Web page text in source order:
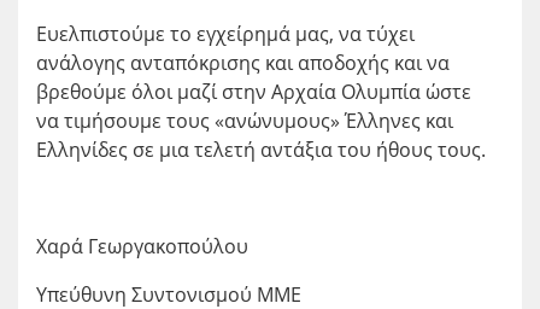
Ευελπιστούμε το εγχείρημά μας, να τύχει
ανάλογης ανταπόκρισης και αποδοχής και να
βρεθούμε όλοι μαζί στην Αρχαία Ολυμπία ώστε
να τιμήσουμε τους «ανώνυμους» Έλληνες και
Ελληνίδες σε μια τελετή αντάξια του ήθους τους.
Χαρά Γεωργακοπούλου
Υπεύθυνη Συντονισμού ΜΜΕ